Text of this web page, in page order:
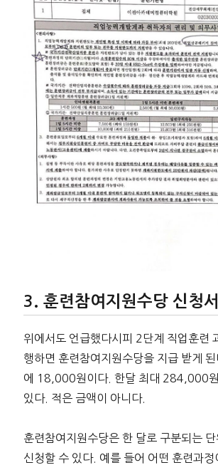
훈련참여지원수당 신청서
위에서도 언급했다시피 2단계 직업훈련
행하면 훈련참여지원수당을 지급 받게
에 18,000원이다. 한달 최대 284,000
있다. 적은 금액이 아니다.
훈련참여지원수당은 한 달로 구분되는
신청할 수 있다. 예를 들어 어떤 훈련과